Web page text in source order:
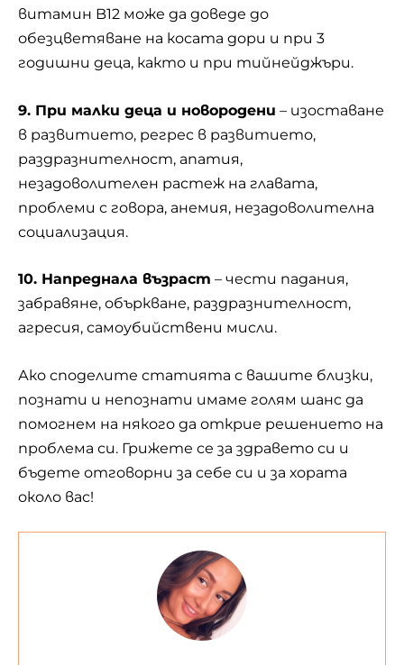
витамин B12 може да доведе до
обезцветяване на косата дори и при 3
годишни деца, както и при тийнейджъри.
9. При малки деца и новородени – изоставане
в развитието, регрес в развитието,
раздразнителност, апатия,
незадоволителен растеж на главата,
проблеми с говора, анемия, незадоволителна
социализация.
10. Напреднала възраст – чести падания,
забравяне, объркване, раздразнителност,
агресия, самоубийствени мисли.
Ако споделите статията с вашите близки,
познати и непознати имаме голям шанс да
помогнем на някого да открие решението на
проблема си. Грижете се за здравето си и
бъдете отговорни за себе си и за хората
около вас!